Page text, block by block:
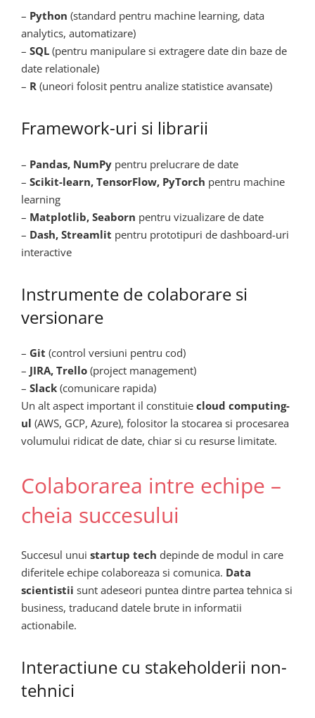
– Python (standard pentru machine learning, data
analytics, automatizare)
– SQL (pentru manipulare si extragere date din baze de
date relationale)
– R (uneori folosit pentru analize statistice avansate)
Framework-uri si librarii
– Pandas, NumPy pentru prelucrare de date
– Scikit-learn, TensorFlow, PyTorch pentru machine
learning
– Matplotlib, Seaborn pentru vizualizare de date
– Dash, Streamlit pentru prototipuri de dashboard-uri
interactive
Instrumente de colaborare si
versionare
– Git (control versiuni pentru cod)
– JIRA, Trello (project management)
– Slack (comunicare rapida)
Un alt aspect important il constituie cloud computing-
ul (AWS, GCP, Azure), folositor la stocarea si procesarea
volumului ridicat de date, chiar si cu resurse limitate.
Colaborarea intre echipe –
cheia succesului
Succesul unui startup tech depinde de modul in care
diferitele echipe colaboreaza si comunica. Data
scientistii sunt adeseori puntea dintre partea tehnica si
business, traducand datele brute in informatii
actionabile.
Interactiune cu stakeholderii non-
tehnici